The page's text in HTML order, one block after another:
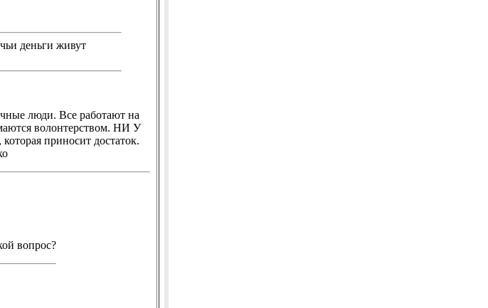
деньги живут
люди. Все работают на
волонтерством. НИ У
приносит достаток.
вопрос?